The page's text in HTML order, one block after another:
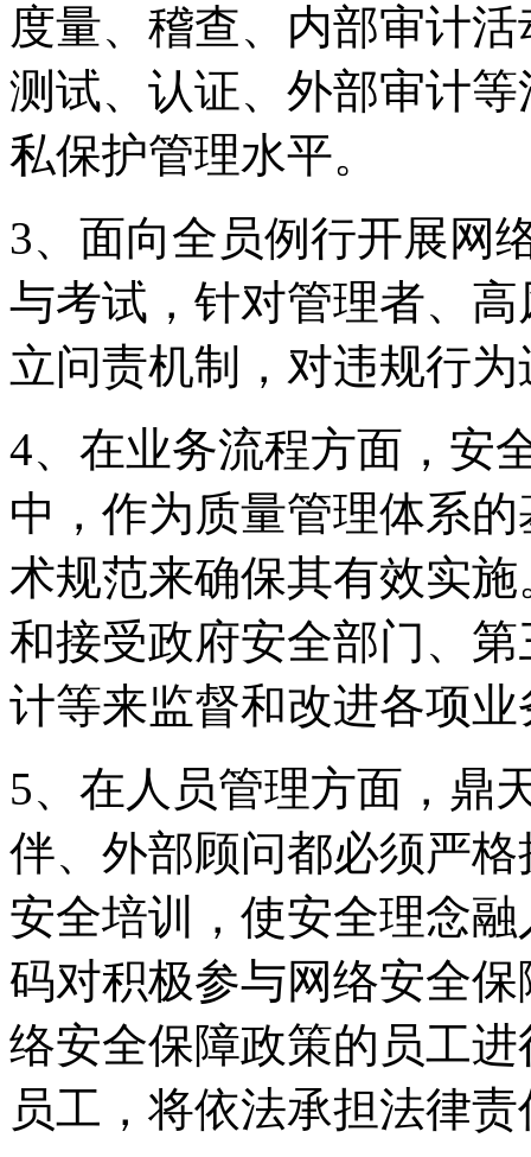
度量、稽查、内部审
测试、认证、外部审
私保护管理水平。
3、面向全员例行开展
与考试，针对管理者
立问责机制，对违规行
4、在业务流程方面
中，作为质量管理体系
术规范来确保其有效实
和接受政府安全部门
计等来监督和改进各项
5、在人员管理方面
伴、外部顾问都必须严
安全培训，使安全理
码对积极参与网络安全保
络安全保障政策的员工进
员工，将依法承担法律